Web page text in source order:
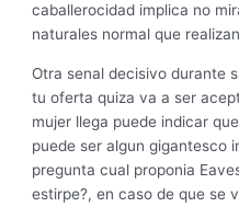
caballerocidad implica no
naturales normal que
Otra senal decisivo durante
tu oferta quiza va a ser
mujer llega puede indicar
puede ser algun gigantesco
pregunta cual proponia
estirpe?, en caso de que se